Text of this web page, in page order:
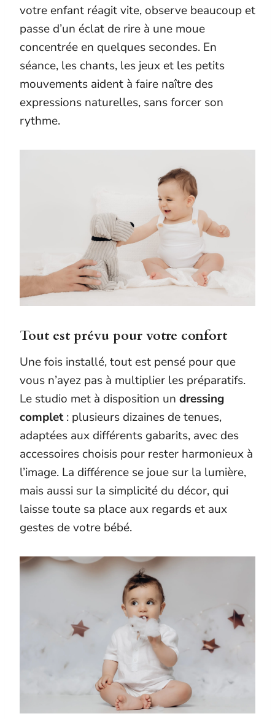
votre enfant réagit vite, observe beaucoup et
passe d’un éclat de rire à une moue
concentrée en quelques secondes. En
séance, les chants, les jeux et les petits
mouvements aident à faire naître des
expressions naturelles, sans forcer son
rythme.
Tout est prévu pour votre confort
Une fois installé, tout est pensé pour que
vous n’ayez pas à multiplier les préparatifs.
Le studio met à disposition un dressing
complet: plusieurs dizaines de tenues,
adaptées aux différents gabarits, avec des
accessoires choisis pour rester harmonieux à
l’image. La différence se joue sur la lumière,
mais aussi sur la simplicité du décor, qui
laisse toute sa place aux regards et aux
gestes de votre bébé.